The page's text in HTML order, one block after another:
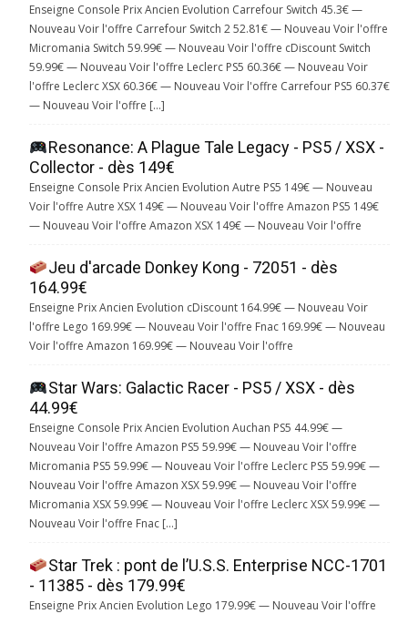
Enseigne Console Prix Ancien Evolution Carrefour Switch 45.3€ —
Nouveau Voir l'offre Carrefour Switch 2 52.81€ — Nouveau Voir l'offre
Micromania Switch 59.99€ — Nouveau Voir l'offre cDiscount Switch
59.99€ — Nouveau Voir l'offre Leclerc PS5 60.36€ — Nouveau Voir
l'offre Leclerc XSX 60.36€ — Nouveau Voir l'offre Carrefour PS5 60.37€
— Nouveau Voir l'offre […]
Resonance: A Plague Tale Legacy - PS5 / XSX -
Collector - dès 149€
Enseigne Console Prix Ancien Evolution Autre PS5 149€ — Nouveau
Voir l'offre Autre XSX 149€ — Nouveau Voir l'offre Amazon PS5 149€
— Nouveau Voir l'offre Amazon XSX 149€ — Nouveau Voir l'offre
Jeu d'arcade Donkey Kong - 72051 - dès
164.99€
Enseigne Prix Ancien Evolution cDiscount 164.99€ — Nouveau Voir
l'offre Lego 169.99€ — Nouveau Voir l'offre Fnac 169.99€ — Nouveau
Voir l'offre Amazon 169.99€ — Nouveau Voir l'offre
Star Wars: Galactic Racer - PS5 / XSX - dès
44.99€
Enseigne Console Prix Ancien Evolution Auchan PS5 44.99€ —
Nouveau Voir l'offre Amazon PS5 59.99€ — Nouveau Voir l'offre
Micromania PS5 59.99€ — Nouveau Voir l'offre Leclerc PS5 59.99€ —
Nouveau Voir l'offre Amazon XSX 59.99€ — Nouveau Voir l'offre
Micromania XSX 59.99€ — Nouveau Voir l'offre Leclerc XSX 59.99€ —
Nouveau Voir l'offre Fnac […]
Star Trek : pont de l’U.S.S. Enterprise NCC-1701
- 11385 - dès 179.99€
Enseigne Prix Ancien Evolution Lego 179.99€ — Nouveau Voir l'offre